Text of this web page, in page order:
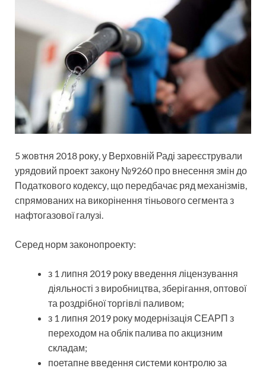
5 жовтня 2018 року, у Верховній Раді зареєстрували
урядовий проект закону №9260 про внесення змін до
Податкового кодексу, що передбачає ряд механізмів,
спрямованих на викорінення тіньового сегмента з
нафтогазової галузі.
Серед норм законопроекту:
з 1 липня 2019 року введення ліцензування
діяльності з виробництва, зберігання, оптової
та роздрібної торгівлі паливом;
з 1 липня 2019 року модернізація СЕАРП з
переходом на облік палива по акцизним
складам;
поетапне введення системи контролю за